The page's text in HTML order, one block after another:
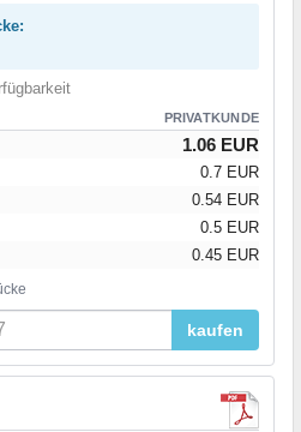
PRIVATKUNDE
1.06 EUR
0.7 EUR
0.54 EUR
0.5 EUR
0.45 EUR
kaufen